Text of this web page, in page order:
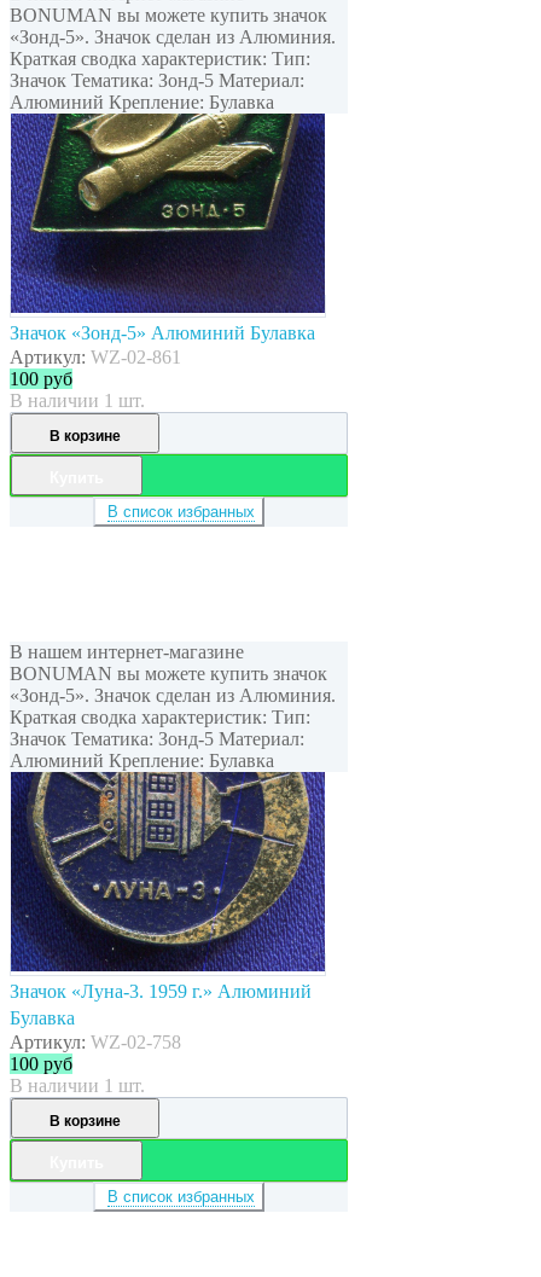
BONUMAN вы можете купить значок
«Зонд-5». Значок сделан из Алюминия.
Краткая сводка характеристик: Тип:
Значок Тематика: Зонд-5 Материал:
Алюминий Крепление: Булавка
Значок «Зонд-5» Алюминий Булавка
Артикул: WZ-02-861
100 руб
В наличии 1 шт.
В корзине
В список избранных
В нашем интернет-магазине
BONUMAN вы можете купить значок
«Зонд-5». Значок сделан из Алюминия.
Краткая сводка характеристик: Тип:
Значок Тематика: Зонд-5 Материал:
Алюминий Крепление: Булавка
Значок «Луна-3. 1959 г.» Алюминий
Булавка
Артикул: WZ-02-758
100 руб
В наличии 1 шт.
В корзине
В список избранных